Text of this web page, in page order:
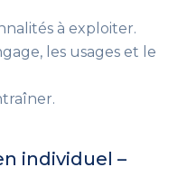
à exploiter.
les usages et le
individuel –